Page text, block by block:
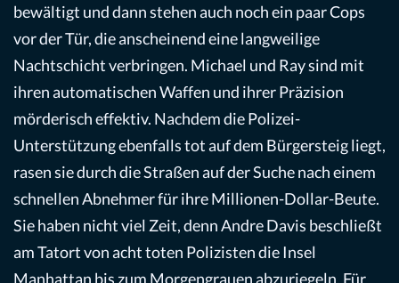
bewältigt und dann stehen auch noch ein paar Cops
vor der Tür, die anscheinend eine langweilige
Nachtschicht verbringen. Michael und Ray sind mit
ihren automatischen Waffen und ihrer Präzision
mörderisch effektiv. Nachdem die Polizei-
Unterstützung ebenfalls tot auf dem Bürgersteig liegt,
rasen sie durch die Straßen auf der Suche nach einem
schnellen Abnehmer für ihre Millionen-Dollar-Beute.
Sie haben nicht viel Zeit, denn Andre Davis beschließt
am Tatort von acht toten Polizisten die Insel
Manhattan bis zum Morgengrauen abzuriegeln. Für